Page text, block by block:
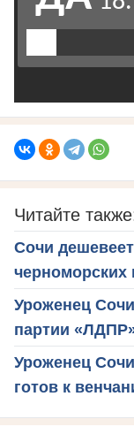
Читайте
Сочи
черноморских
Уроженец
партии
Уроженец
готов к